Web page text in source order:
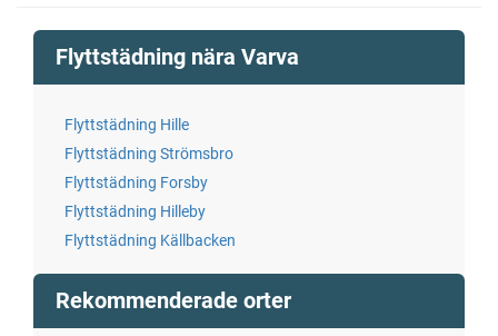
Flyttstädning nära Varva
Flyttstädning Hille
Flyttstädning Strömsbro
Flyttstädning Forsby
Flyttstädning Hilleby
Flyttstädning Källbacken
Rekommenderade orter